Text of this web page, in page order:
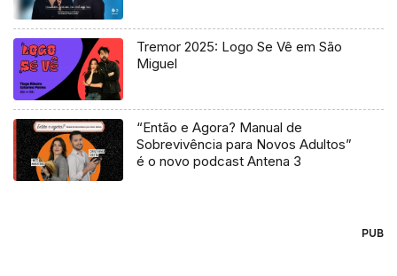
Tremor 2025: Logo Se Vê em São
Miguel
“Então e Agora? Manual de
Sobrevivência para Novos Adultos”
é o novo podcast Antena 3
PUB